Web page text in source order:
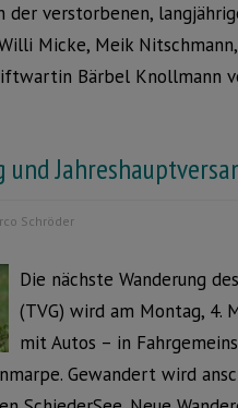
der verstorbenen,
Micke, Meik
Bärbel Knollmann
und
Schröder
Die nächste Wanderung
(TVG) wird am Montag, 4.
mit Autos – in
Gewandert wird